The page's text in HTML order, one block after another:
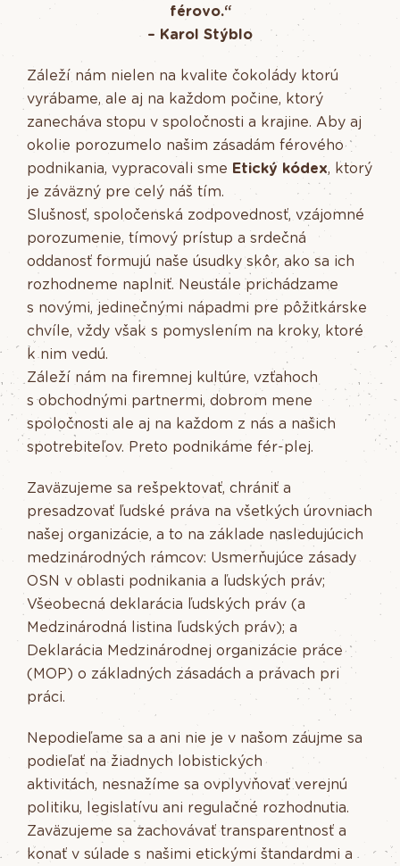
férovo.“
– Karol Stýblo
Záleží nám nielen na kvalite čokolády ktorú
vyrábame, ale aj na každom počine, ktorý
zanecháva stopu v spoločnosti a krajine. Aby aj
okolie porozumelo našim zásadám férového
podnikania, vypracovali sme Etický kódex, ktorý
je záväzný pre celý náš tím.
Slušnosť, spoločenská zodpovednosť, vzájomné
porozumenie, tímový prístup a srdečná
oddanosť formujú naše úsudky skôr, ako sa ich
rozhodneme naplniť. Neustále prichádzame
s novými, jedinečnými nápadmi pre pôžitkárske
chvíle, vždy však s pomyslením na kroky, ktoré
k nim vedú.
Záleží nám na firemnej kultúre, vzťahoch
s obchodnými partnermi, dobrom mene
spoločnosti ale aj na každom z nás a našich
spotrebiteľov. Preto podnikáme fér-plej.
Zaväzujeme sa rešpektovať, chrániť a
presadzovať ľudské práva na všetkých úrovniach
našej organizácie, a to na základe nasledujúcich
medzinárodných rámcov: Usmerňujúce zásady
OSN v oblasti podnikania a ľudských práv;
Všeobecná deklarácia ľudských práv (a
Medzinárodná listina ľudských práv); a
Deklarácia Medzinárodnej organizácie práce
(MOP) o základných zásadách a právach pri
práci.
Nepodieľame sa a ani nie je v našom záujme sa
podieľať na žiadnych lobistických
aktivitách, nesnažíme sa ovplyvňovať verejnú
politiku, legislatívu ani regulačné rozhodnutia.
Zaväzujeme sa zachovávať transparentnosť a
konať v súlade s našimi etickými štandardmi a